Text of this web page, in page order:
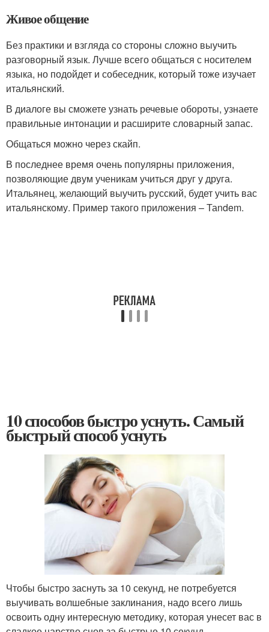
Живое общение
Без практики и взгляда со стороны сложно выучить
разговорный язык. Лучше всего общаться с носителем
языка, но подойдет и собеседник, который тоже изучает
итальянский.
В диалоге вы сможете узнать речевые обороты, узнаете
правильные интонации и расширите словарный запас.
Общаться можно через скайп.
В последнее время очень популярны приложения,
позволяющие двум ученикам учиться друг у друга.
Итальянец, желающий выучить русский, будет учить вас
итальянскому. Пример такого приложения – Таndem.
10 способов быстро уснуть. Самый
быстрый способ уснуть
Чтобы быстро заснуть за 10 секунд, не потребуется
выучивать волшебные заклинания, надо всего лишь
освоить одну интересную методику, которая унесет вас в